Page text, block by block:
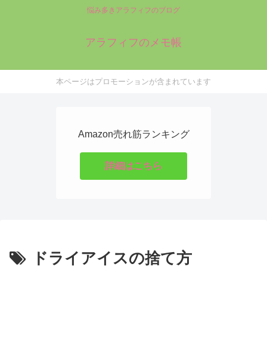
悩み多きアラフィフのブログ
アラフィフのメモ帳
本ページはプロモーションが含まれています
Amazon売れ筋ランキング
詳細はこちら
ドライアイスの捨て方